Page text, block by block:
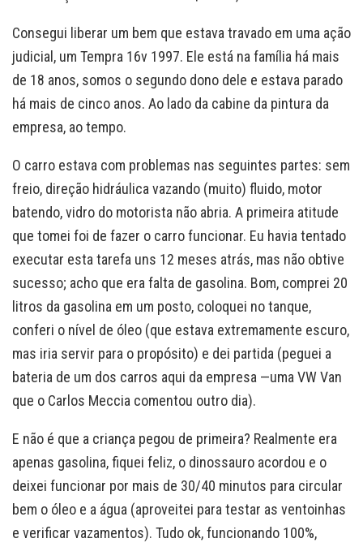
Consegui liberar um bem que estava travado em uma ação
judicial, um Tempra 16v 1997. Ele está na família há mais
de 18 anos, somos o segundo dono dele e estava parado
há mais de cinco anos. Ao lado da cabine da pintura da
empresa, ao tempo.
O carro estava com problemas nas seguintes partes: sem
freio, direção hidráulica vazando (muito) fluido, motor
batendo, vidro do motorista não abria. A primeira atitude
que tomei foi de fazer o carro funcionar. Eu havia tentado
executar esta tarefa uns 12 meses atrás, mas não obtive
sucesso; acho que era falta de gasolina. Bom, comprei 20
litros da gasolina em um posto, coloquei no tanque,
conferi o nível de óleo (que estava extremamente escuro,
mas iria servir para o propósito) e dei partida (peguei a
bateria de um dos carros aqui da empresa —uma VW Van
que o Carlos Meccia comentou outro dia).
E não é que a criança pegou de primeira? Realmente era
apenas gasolina, fiquei feliz, o dinossauro acordou e o
deixei funcionar por mais de 30/40 minutos para circular
bem o óleo e a água (aproveitei para testar as ventoinhas
e verificar vazamentos). Tudo ok, funcionando 100%,